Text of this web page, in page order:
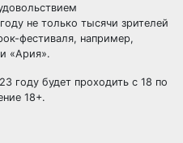
не только тысячи зрителей
фестиваля, например,
«Ария».
году будет проходить с 18 по
18+.